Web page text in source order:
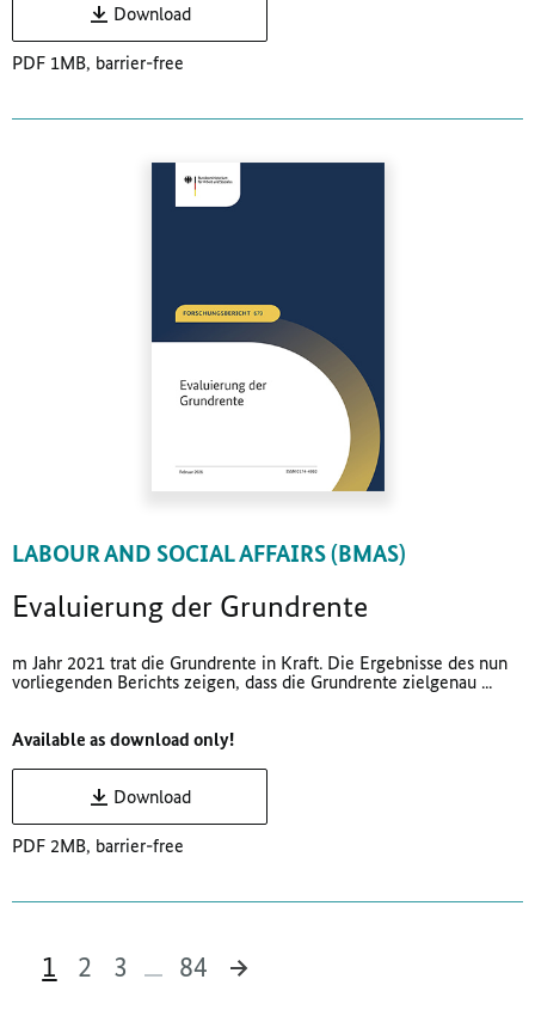
Download
PDF 1MB, barrier-free
LABOUR AND SOCIAL AFFAIRS (BMAS)
Evaluierung der Grundrente
m Jahr 2021 trat die Grundrente in Kraft. Die Ergebnisse des nun
vorliegenden Berichts zeigen, dass die Grundrente zielgenau ...
Available as download only!
Download
PDF 2MB, barrier-free
1 2 3 84